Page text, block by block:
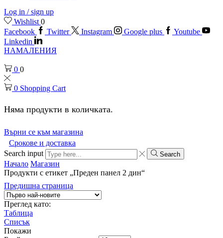
Log in / sign up
Wishlist 0
Facebook
Twitter Instagram Google plus
Youtube
Linkedin
НАМАЛЕНИЯ
0 0
0 Shopping Cart
Няма продукти в количката.
Върни се към магазина
Срокове и доставка
Search input
Search
Начало Магазин
Продукти с етикет „Преден панел 2 дин“
Предишна страница
Преглед като:
Таблица
Списък
Покажи